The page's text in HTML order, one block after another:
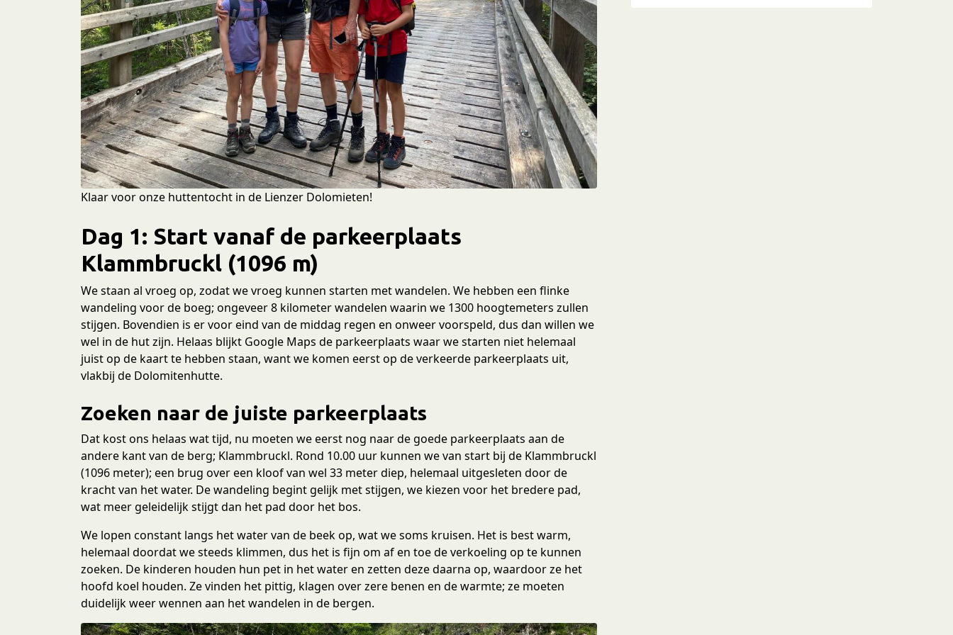
c
t
i
e
Klaar voor onze huttentocht in de Lienzer Dolomieten!
Dag 1: Start vanaf de parkeerplaats
Klammbruckl (1096 m)
We staan al vroeg op, zodat we vroeg kunnen starten met wandelen. We hebben een flinke
wandeling voor de boeg; ongeveer 8 kilometer wandelen waarin we 1300 hoogtemeters zullen
stijgen. Bovendien is er voor eind van de middag regen en onweer voorspeld, dus dan willen we
wel in de hut zijn. Helaas blijkt Google Maps de parkeerplaats waar we starten niet helemaal
juist op de kaart te hebben staan, want we komen eerst op de verkeerde parkeerplaats uit,
vlakbij de Dolomitenhutte.
Zoeken naar de juiste parkeerplaats
Dat kost ons helaas wat tijd, nu moeten we eerst nog naar de goede parkeerplaats aan de
andere kant van de berg; Klammbruckl. Rond 10.00 uur kunnen we van start bij de Klammbruckl
(1096 meter); een brug over een kloof van wel 33 meter diep, helemaal uitgesleten door de
kracht van het water. De wandeling begint gelijk met stijgen, we kiezen voor het bredere pad,
wat meer geleidelijk stijgt dan het pad door het bos.
We lopen constant langs het water van de beek op, wat we soms kruisen. Het is best warm,
helemaal doordat we steeds klimmen, dus het is fijn om af en toe de verkoeling op te kunnen
zoeken. De kinderen houden hun pet in het water en zetten deze daarna op, waardoor ze het
hoofd koel houden. Ze vinden het pittig, klagen over zere benen en de warmte; ze moeten
duidelijk weer wennen aan het wandelen in de bergen.